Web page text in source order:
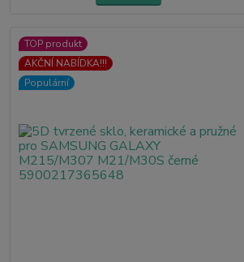
TOP produkt
AKČNÍ NABÍDKA!!!
Populární